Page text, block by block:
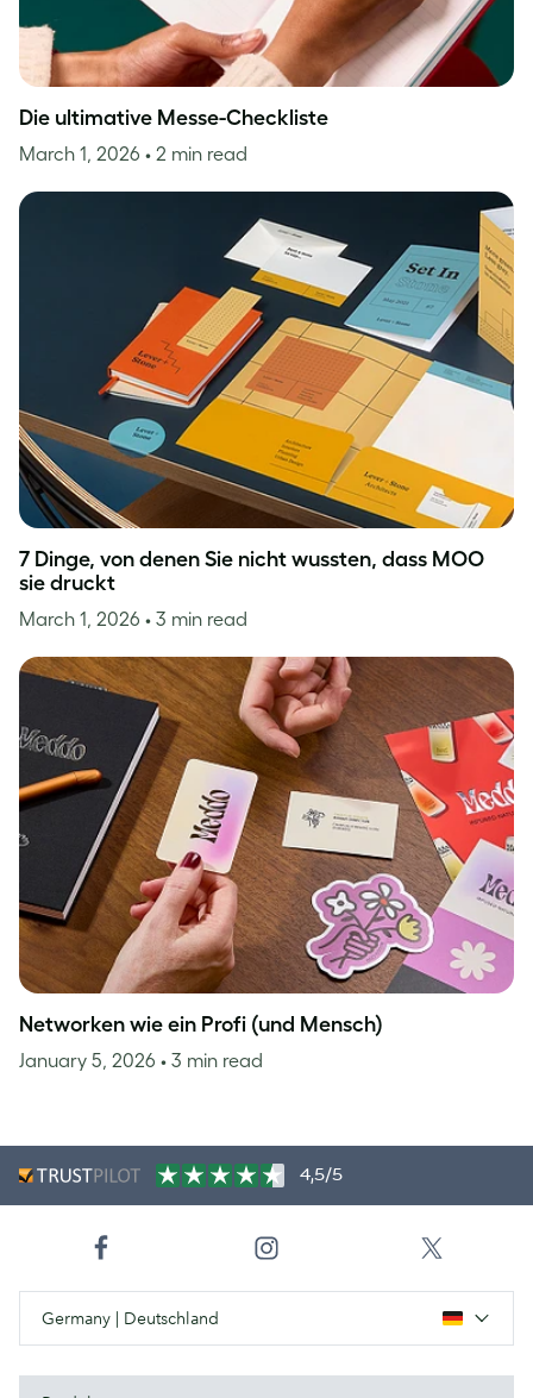
Die ultimative Messe-Checkliste
March 1, 2026 • 2 min read
7 Dinge, von denen Sie nicht wussten, dass MOO
sie druckt
March 1, 2026 • 3 min read
Networken wie ein Profi (und Mensch)
January 5, 2026 • 3 min read
4,5/5
Germany | Deutschland